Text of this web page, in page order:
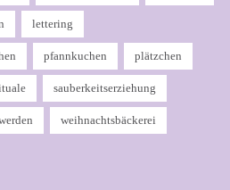
lettering
pfannkuchen plätzchen
sauberkeitserziehung
weihnachtsbäckerei